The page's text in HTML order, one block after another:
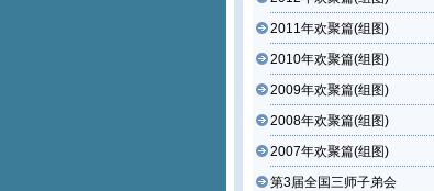
2011年欢聚篇(组图)
2010年欢聚篇(组图)
2009年欢聚篇(组图)
2008年欢聚篇(组图)
2007年欢聚篇(组图)
第3届全国三师子弟会